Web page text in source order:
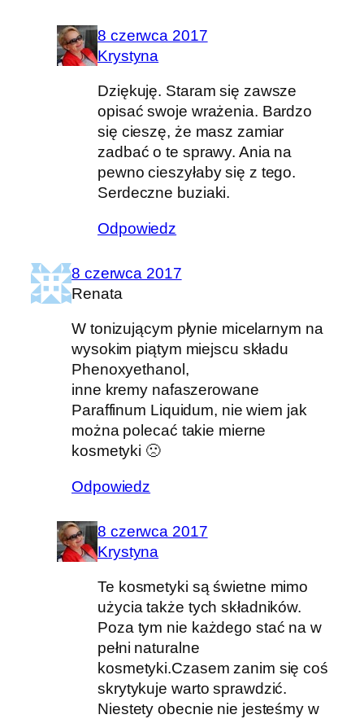
8 czerwca 2017
Krystyna
Dziękuję. Staram się zawsze
opisać swoje wrażenia. Bardzo
się cieszę, że masz zamiar
zadbać o te sprawy. Ania na
pewno cieszyłaby się z tego.
Serdeczne buziaki.
Odpowiedz
8 czerwca 2017
Renata
W tonizującym płynie micelarnym na
wysokim piątym miejscu składu
Phenoxyethanol,
inne kremy nafaszerowane
Paraffinum Liquidum, nie wiem jak
można polecać takie mierne
kosmetyki 🙁
Odpowiedz
8 czerwca 2017
Krystyna
Te kosmetyki są świetne mimo
użycia także tych składników.
Poza tym nie każdego stać na w
pełni naturalne
kosmetyki.Czasem zanim się coś
skrytykuje warto sprawdzić.
Niestety obecnie nie jesteśmy w